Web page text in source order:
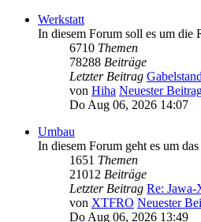
Werkstatt
In diesem Forum soll es um die
6710 Themen
78288 Beiträge
Letzter Beitrag
von Hiha Neuester
Do Aug 06, 2026 14:07
Umbau
In diesem Forum geht es um
1651 Themen
21012 Beiträge
Letzter Beitrag Re:
von XTFRO Neuester
Do Aug 06, 2026 13:49